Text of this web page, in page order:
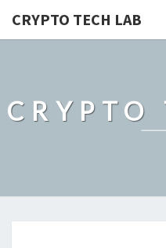
CRYPTO TECH LAB
CRYPTO